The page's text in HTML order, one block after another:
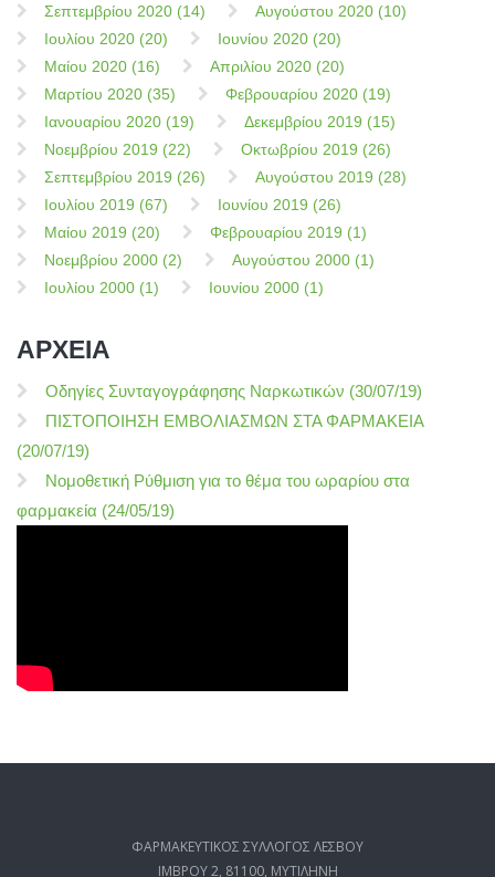
Σεπτεμβρίου 2020 (14)
Αυγούστου 2020 (10)
Ιουλίου 2020 (20)
Ιουνίου 2020 (20)
Μαίου 2020 (16)
Απριλίου 2020 (20)
Μαρτίου 2020 (35)
Φεβρουαρίου 2020 (19)
Ιανουαρίου 2020 (19)
Δεκεμβρίου 2019 (15)
Νοεμβρίου 2019 (22)
Οκτωβρίου 2019 (26)
Σεπτεμβρίου 2019 (26)
Αυγούστου 2019 (28)
Ιουλίου 2019 (67)
Ιουνίου 2019 (26)
Μαίου 2019 (20)
Φεβρουαρίου 2019 (1)
Νοεμβρίου 2000 (2)
Αυγούστου 2000 (1)
Ιουλίου 2000 (1)
Ιουνίου 2000 (1)
ΑΡΧΕΙΑ
Οδηγίες Συνταγογράφησης Ναρκωτικών (30/07/19)
ΠΙΣΤΟΠΟΙΗΣΗ ΕΜΒΟΛΙΑΣΜΩΝ ΣΤΑ ΦΑΡΜΑΚΕΙΑ
(20/07/19)
Νομοθετική Ρύθμιση για το θέμα του ωραρίου στα
φαρμακεία (24/05/19)
ΦΑΡΜΑΚΕΥΤΙΚΟΣ ΣΥΛΛΟΓΟΣ ΛΕΣΒΟΥ
ΙΜΒΡΟΥ 2, 81100, ΜΥΤΙΛΗΝΗ